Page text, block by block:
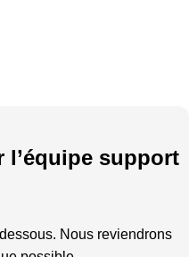
l’équipe support
Nous reviendrons